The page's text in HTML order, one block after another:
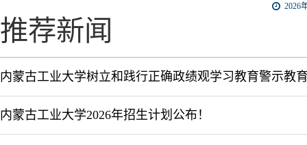
2026
推荐新闻
内蒙古工业大学树立和践行正确政绩观学习教育警示教
内蒙古工业大学2026年招生计划公布！